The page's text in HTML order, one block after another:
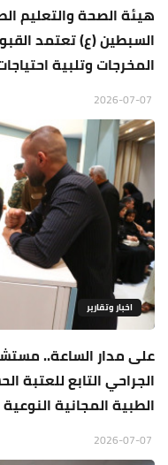
هيئة الصحة والتعليم
السبطين (ع) تعتمد
المخرجات وتلبية
اخبار وتقارير
على مدار الساعة..
الجراحي التابع للعتبة
الطبية المجانية